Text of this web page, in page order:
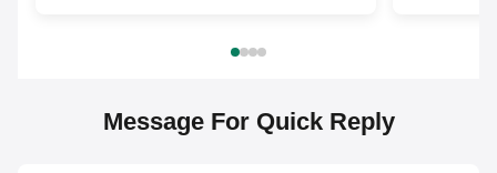
Message For Quick Reply